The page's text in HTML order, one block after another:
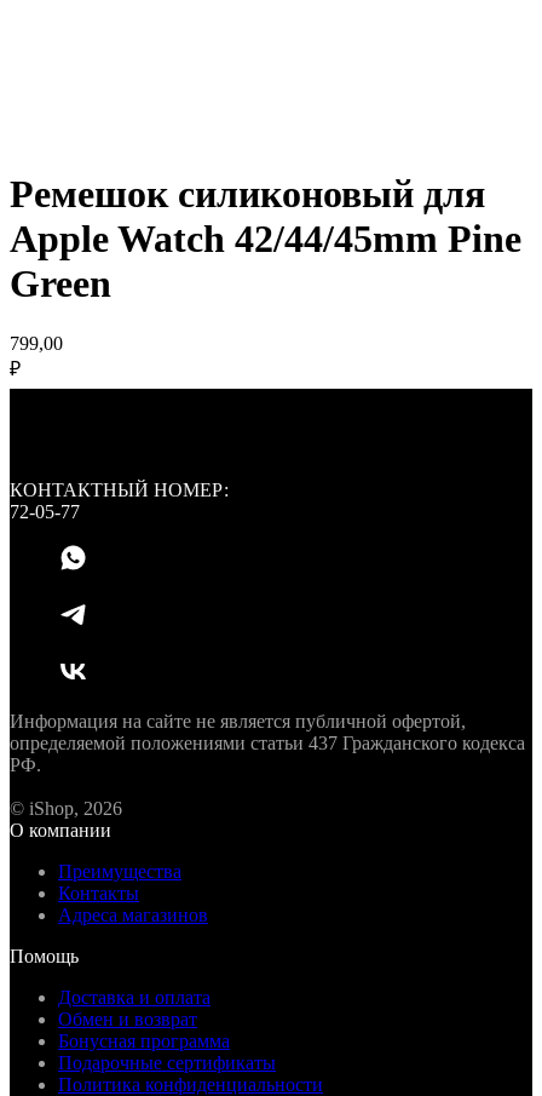
Ремешок силиконовый для
Apple Watch 42/44/45mm Pine
Green
799,00
₽
КОНТАКТНЫЙ НОМЕР:
72-05-77
Информация на сайте не является публичной офертой,
определяемой положениями статьи 437 Гражданского кодекса
РФ.
© iShop, 2026
О компании
Преимущества
Контакты
Адреса магазинов
Помощь
Доставка и оплата
Обмен и возврат
Бонусная программа
Подарочные сертификаты
Политика конфиденциальности